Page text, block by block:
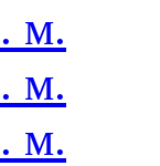
м.
м.
м.